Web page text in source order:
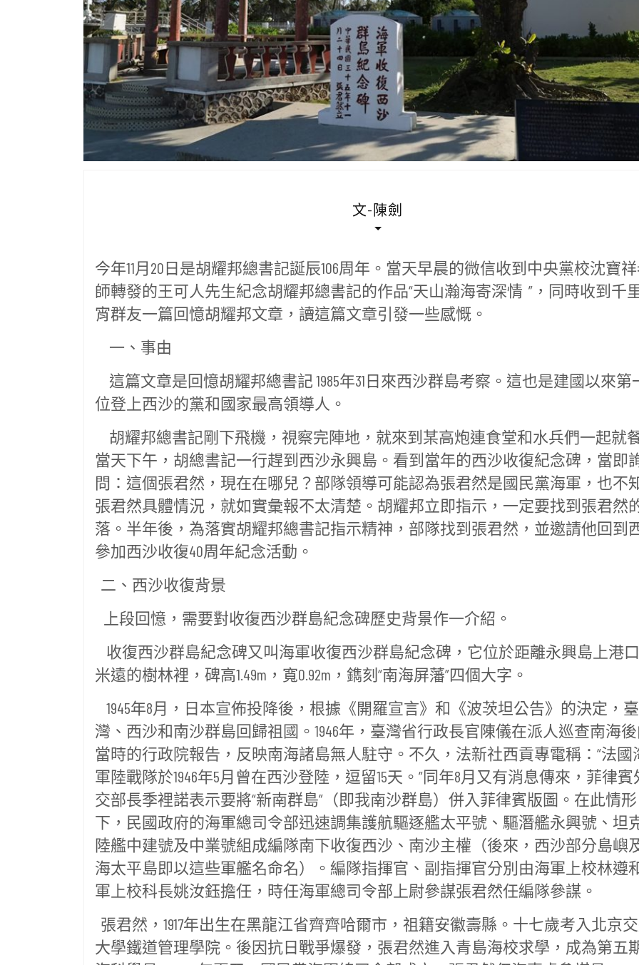
文-陳劍
今年11月20日是胡耀邦總書記誕辰106周年。當天早晨的微信收到中央黨校沈寶
師轉發的王可人先生紀念胡耀邦總書記的作品“天山瀚海寄深情 ”，同時收到千
宵群友一篇回憶胡耀邦文章，讀這篇文章引發一些感慨。
一、事由
這篇文章是回憶胡耀邦總書記 1985年31日來西沙群島考察。這也是建國以來第
位登上西沙的黨和國家最高領導人。
胡耀邦總書記剛下飛機，視察完陣地，就來到某高炮連食堂和水兵們一起就
當天下午，胡總書記一行趕到西沙永興島。看到當年的西沙收復紀念碑，當即
問：這個張君然，現在在哪兒？部隊領導可能認為張君然是國民黨海軍，也不
張君然具體情況，就如實彙報不太清楚。胡耀邦立即指示，一定要找到張君然
落。半年後，為落實胡耀邦總書記指示精神，部隊找到張君然，並邀請他回到
參加西沙收復40周年紀念活動。
二、西沙收復背景
上段回憶，需要對收復西沙群島紀念碑歷史背景作一介紹。
收復西沙群島紀念碑又叫海軍收復西沙群島紀念碑，它位於距離永興島上港口
米遠的樹林裡，碑高1.49m，寬0.92m，鐫刻“南海屏藩”四個大字。
1945年8月，日本宣佈投降後，根據《開羅宣言》和《波茨坦公告》的決定，臺
灣、西沙和南沙群島回歸祖國。1946年，臺灣省行政長官陳儀在派人巡查南海
當時的行政院報告，反映南海諸島無人駐守。不久，法新社西貢專電稱：“法國
軍陸戰隊於1946年5月曾在西沙登陸，逗留15天。”同年8月又有消息傳來，菲律賓
交部長季裡諾表示要將“新南群島”（即我南沙群島）併入菲律賓版圖。在此情形
下，民國政府的海軍總司令部迅速調集護航驅逐艦太平號、驅潛艦永興號、坦
陸艦中建號及中業號組成編隊南下收復西沙、南沙主權（後來，西沙部分島嶼
海太平島即以這些軍艦名命名）。編隊指揮官、副指揮官分別由海軍上校林遵
軍上校科長姚汝鈺擔任，時任海軍總司令部上尉參謀張君然任編隊參謀。
張君然，1917年出生在黑龍江省齊齊哈爾市，祖籍安徽壽縣。十七歲考入北京
大學鐵道管理學院。後因抗日戰爭爆發，張君然進入青島海校求學，成為第五